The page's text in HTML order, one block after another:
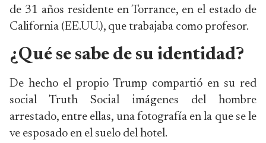
de 31 años residente en Torrance, en el estado de
California (EE.UU.), que trabajaba como profesor.
¿Qué se sabe de su identidad?
De hecho el propio Trump compartió en su red
social Truth Social imágenes del hombre
arrestado, entre ellas, una fotografía en la que se le
ve esposado en el suelo del hotel.